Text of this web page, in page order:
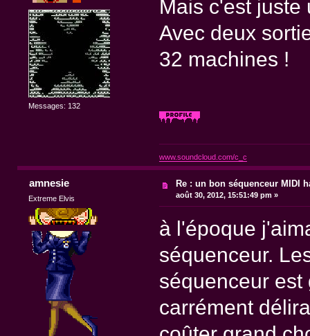
Messages: 132
Mais c'est juste
Avec deux
32 machines !
www.soundcloud.com/c_c
amnesie
Extreme Elvis
Re : un bon séquenceur MIDI
août 30, 2012, 15:51:49 pm »
à l'époque
séquenceur.
séquenceur est
carrément